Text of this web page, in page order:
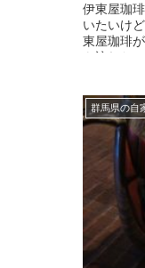
伊東屋珈
いたいけ
東屋珈琲
も訪れた
群馬県の自